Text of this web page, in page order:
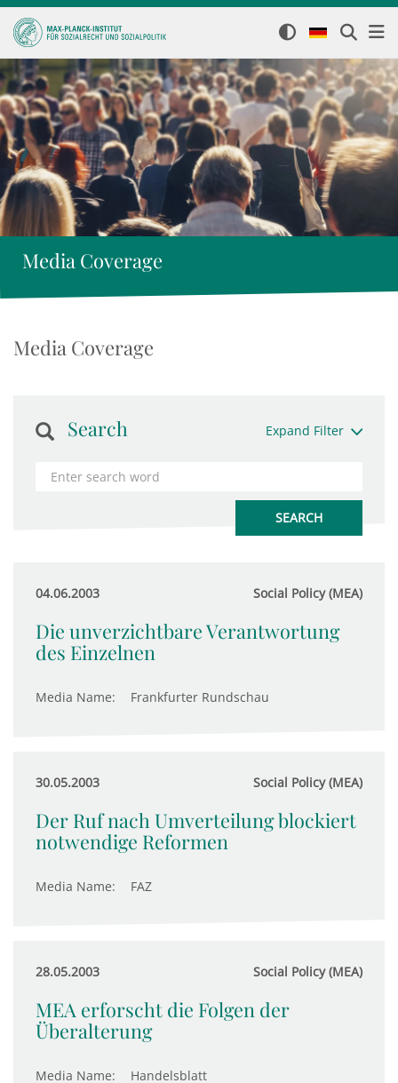
Media Coverage
Media Coverage
Search Expand Filter
04.06.2003 Social Policy (MEA)
Die unverzichtbare Verantwortung
des Einzelnen
Media Name: Frankfurter Rundschau
30.05.2003 Social Policy (MEA)
Der Ruf nach Umverteilung blockiert
notwendige Reformen
Media Name: FAZ
28.05.2003 Social Policy (MEA)
MEA erforscht die Folgen der
Überalterung
Media Name: Handelsblatt